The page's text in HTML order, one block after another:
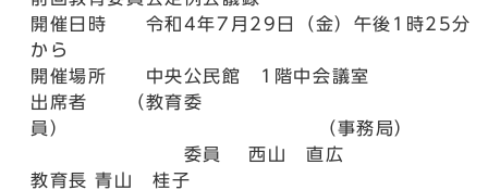
開催日時 令和4年7月29日（金）午後1時25分
から
開催場所 中央公民館 1階中会議室
出席者 （教育委
員） （事務局）
委員 西山 直広
教育長 青山 桂子